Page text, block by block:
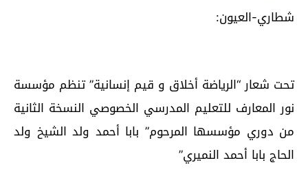
شطاري-العيون:
تحت شعار “الرياضة أخلاق و قيم إنسانية” تنظم مؤسسة
نور المعارف للتعليم المدرسي الخصوصي النسخة الثانية
من دوري مؤسسها المرحوم” بابا أحمد ولد الشيخ ولد
الحاج بابا أحمد النميري”